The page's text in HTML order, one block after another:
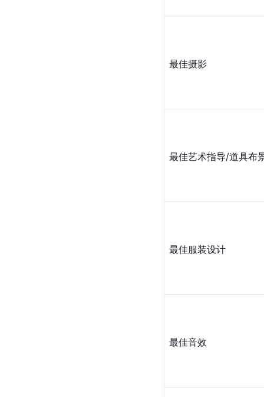
最佳摄影
最佳艺术指导/道具布
最佳服装设计
最佳音效